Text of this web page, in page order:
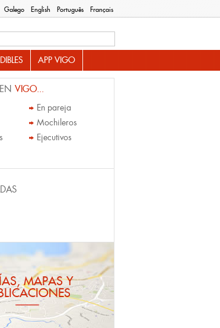
Galego English Português Français
APP VIGO
VIGO...
En pareja
Mochileros
Ejecutivos
MAPAS Y